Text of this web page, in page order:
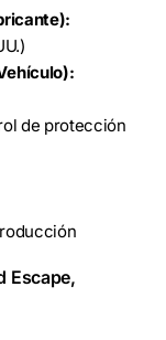
de protección
Escape,